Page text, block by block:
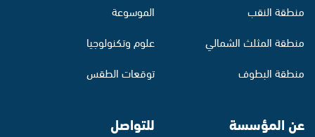
منطقة النقب
منطقة المثلث الشمالي
منطقة البطوف
الموسوعة
علوم وتكنولوجيا
توقعات الطقس
عن المؤسسة للتواصل